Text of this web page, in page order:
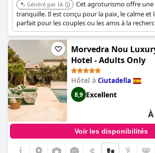
Généré par IA
Cet agroturismo offre
tranquille. Il est conçu pour la paix, le calme et
parfait pour les couples ou les amis à la
sereine.
Morvedra Nou
Hotel - Adults Only
Hôtel à Ciutadella
8,9 Excellent
Voir les disponibilités